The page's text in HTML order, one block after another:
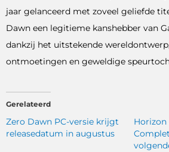
jaar gelanceerd met zoveel geliefde
Dawn een legitieme kanshebber van
dankzij het uitstekende
ontmoetingen en geweldige
Gerelateerd
Zero Dawn PC-versie krijgt
releasedatum in augustus
Horizon